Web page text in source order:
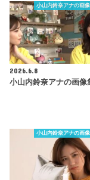
小山内鈴奈アナの画像
2026.6.8
小山内鈴奈アナの画像
小山内鈴奈アナの画像